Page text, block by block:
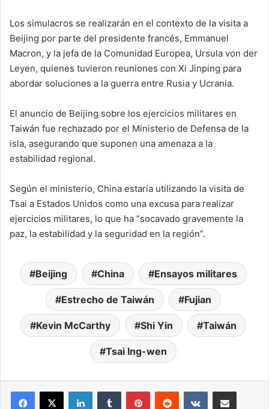
Los simulacros se realizarán en el contexto de la visita a
Beijing por parte del presidente francés, Emmanuel
Macron, y la jefa de la Comunidad Europea, Ursula von der
Leyen, quienes tuvieron reuniones con Xi Jinping para
abordar soluciones a la guerra entre Rusia y Ucrania.
El anuncio de Beijing sobre los ejercicios militares en
Taiwán fue rechazado por el Ministerio de Defensa de la
isla, asegurando que suponen una amenaza a la
estabilidad regional.
Según el ministerio, China estaría utilizando la visita de
Tsai a Estados Unidos como una excusa para realizar
ejercicios militares, lo que ha “socavado gravemente la
paz, la estabilidad y la seguridad en la región”.
Beijing China Ensayos militares
Estrecho de Taiwán Fujian
Kevin McCarthy Shi Yin Taiwán
Tsai Ing-wen
LinkedInTumblr PinterestReddit VKontakteCompartir por correo